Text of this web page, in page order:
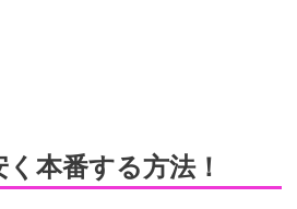
本番する方法！